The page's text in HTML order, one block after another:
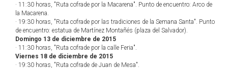
· 11:30 horas, "Ruta cofrade por la Macarena". Punto de encuentro: Arco de
la Macarena.
· 19:30 horas, "Ruta cofrade por las tradiciones de la Semana Santa". Punto
de encuentro: estatua de Martínez Montañés (plaza del Salvador).
Domingo 13 de diciembre de 2015
· 11:30 horas, "Ruta cofrade por la calle Feria".
Viernes 18 de diciembre de 2015
· 19:30 horas, "Ruta cofrade de Juan de Mesa".